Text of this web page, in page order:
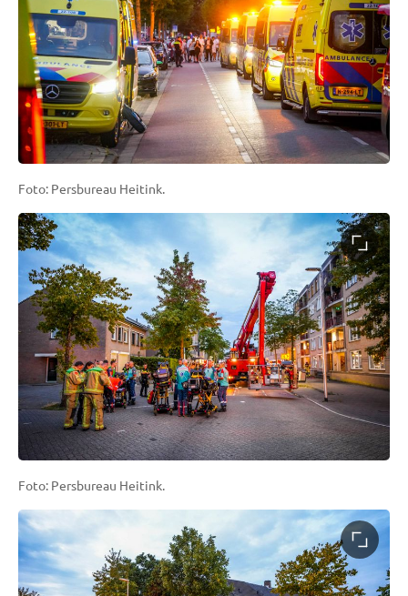
Foto: Persbureau Heitink.
Foto: Persbureau Heitink.